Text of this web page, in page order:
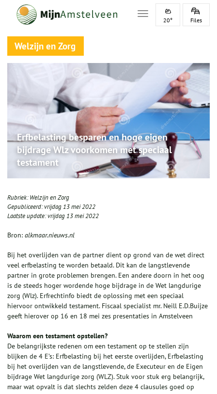
Toggle navigation
20° Files
Welzijn en Zorg
Erfbelasting besparen en hoge eigen
bijdrage Wlz voorkomen met speciaal
testament
Rubriek:Welzijn en Zorg
Gepubliceerd:vrijdag 13 mei 2022
Laatste update:vrijdag 13 mei 2022
Bron: alkmaar.nieuws.nl
Bij het overlijden van de partner dient op grond van de wet direct
veel erfbelasting te worden betaald. Dit kan de langstlevende
partner in grote problemen brengen. Een andere doorn in het oog
is de steeds hoger wordende hoge bijdrage in de Wet langdurige
zorg (Wlz). Erfrechtinfo biedt de oplossing met een speciaal
hiervoor ontwikkeld testament. Fiscaal specialist mr. Neill E.D.Buijze
geeft hierover op 16 en 18 mei zes presentaties in Amstelveen
Waarom een testament opstellen?
De belangrijkste redenen om een testament op te stellen zijn
blijken de 4 E’s: Erfbelasting bij het eerste overlijden, Erfbelasting
bij het overlijden van de langstlevende, de Executeur en de Eigen
bijdrage Wet langdurige zorg (WLZ). Stuk voor stuk erg belangrijk,
maar wat opvalt is dat slechts zelden deze 4 clausules goed op